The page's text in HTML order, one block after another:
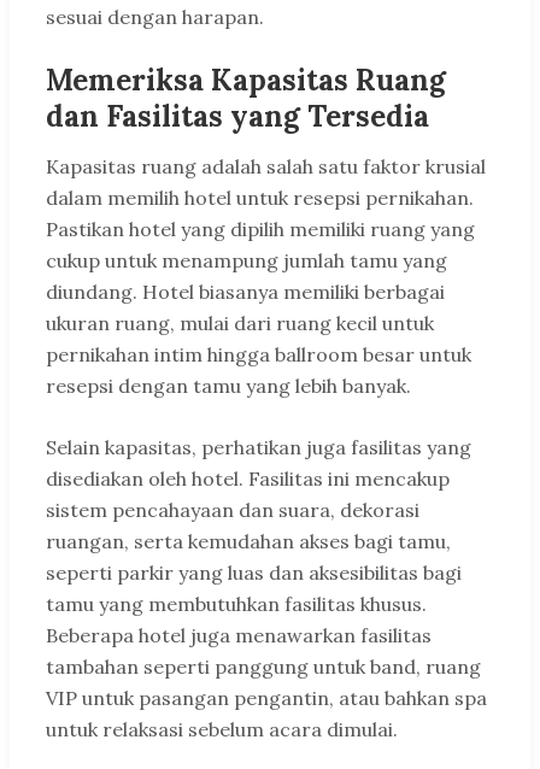
sesuai dengan harapan.
Memeriksa Kapasitas Ruang
dan Fasilitas yang Tersedia
Kapasitas ruang adalah salah satu faktor krusial
dalam memilih hotel untuk resepsi pernikahan.
Pastikan hotel yang dipilih memiliki ruang yang
cukup untuk menampung jumlah tamu yang
diundang. Hotel biasanya memiliki berbagai
ukuran ruang, mulai dari ruang kecil untuk
pernikahan intim hingga ballroom besar untuk
resepsi dengan tamu yang lebih banyak.
Selain kapasitas, perhatikan juga fasilitas yang
disediakan oleh hotel. Fasilitas ini mencakup
sistem pencahayaan dan suara, dekorasi
ruangan, serta kemudahan akses bagi tamu,
seperti parkir yang luas dan aksesibilitas bagi
tamu yang membutuhkan fasilitas khusus.
Beberapa hotel juga menawarkan fasilitas
tambahan seperti panggung untuk band, ruang
VIP untuk pasangan pengantin, atau bahkan spa
untuk relaksasi sebelum acara dimulai.